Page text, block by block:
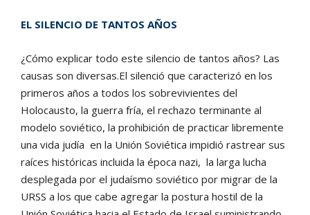
EL SILENCIO DE TANTOS AÑOS
¿Cómo explicar todo este silencio de tantos años? Las
causas son diversas.El silenció que caracterizó en los
primeros años a todos los sobrevivientes del
Holocausto, la guerra fría, el rechazo terminante al
modelo soviético, la prohibición de practicar libremente
una vida judía en la Unión Soviética impidió rastrear sus
raíces históricas incluida la época nazi, la larga lucha
desplegada por el judaísmo soviético por migrar de la
URSS a los que cabe agregar la postura hostil de la